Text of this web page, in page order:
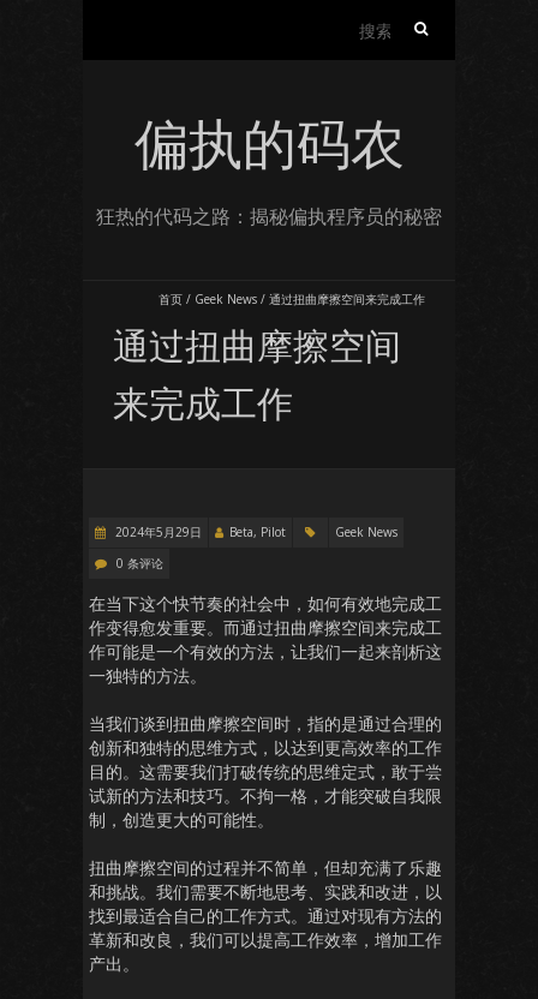
偏执的码农
狂热的代码之路：揭秘偏执程序员的秘密
首页 / Geek News / 通过扭曲摩擦空间来完成工作
通过扭曲摩擦空间
来完成工作
2024年5月29日 Beta, Pilot
Geek News
0 条评论
在当下这个快节奏的社会中，如何有效地完成工
作变得愈发重要。而通过扭曲摩擦空间来完成工
作可能是一个有效的方法，让我们一起来剖析这
一独特的方法。
当我们谈到扭曲摩擦空间时，指的是通过合理的
创新和独特的思维方式，以达到更高效率的工作
目的。这需要我们打破传统的思维定式，敢于尝
试新的方法和技巧。不拘一格，才能突破自我限
制，创造更大的可能性。
扭曲摩擦空间的过程并不简单，但却充满了乐趣
和挑战。我们需要不断地思考、实践和改进，以
找到最适合自己的工作方式。通过对现有方法的
革新和改良，我们可以提高工作效率，增加工作
产出。